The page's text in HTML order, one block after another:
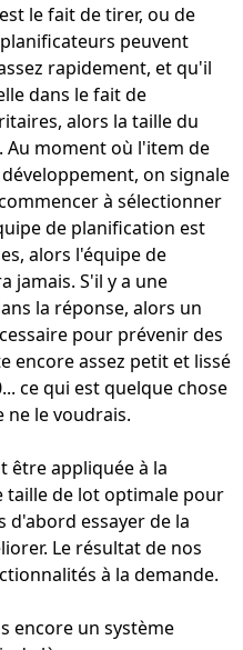
le fait de tirer, ou de
peuvent
rapidement, et qu'il
dans le fait de
alors la taille du
Au moment où l'item de
on signale
à sélectionner
de planification est
alors l'équipe de
jamais. S'il y a une
la réponse, alors un
pour prévenir des
encore assez petit et lissé
ce qui est quelque chose
ne le voudrais.
être appliquée à la
taille de lot optimale pour
d'abord essayer de la
Le résultat de nos
à la demande.
encore un système